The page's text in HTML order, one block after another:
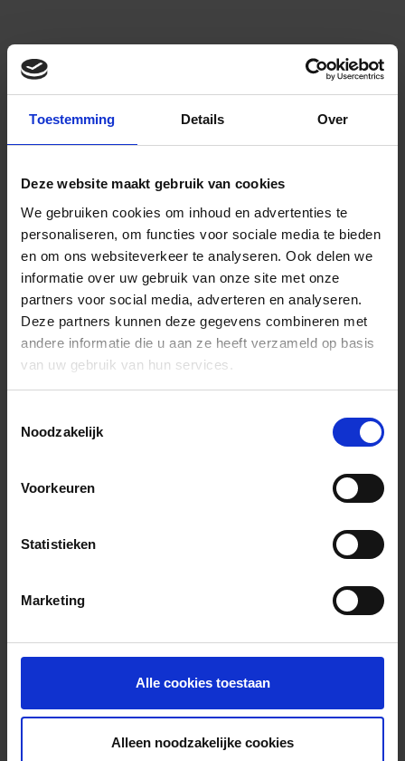
Toestemming Details Over
Deze website maakt gebruik van cookies
We gebruiken cookies om inhoud en advertenties te
personaliseren, om functies voor sociale media te bieden
en om ons websiteverkeer te analyseren. Ook delen we
informatie over uw gebruik van onze site met onze
partners voor social media, adverteren en analyseren.
Deze partners kunnen deze gegevens combineren met
andere informatie die u aan ze heeft verzameld op basis
van uw gebruik van hun services.
Noodzakelijk
Voorkeuren
Statistieken
Marketing
Alle cookies toestaan
Alleen noodzakelijke cookies